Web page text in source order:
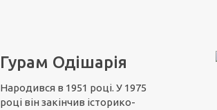
Гурам Одішарія
Народився в 1951 році. У 1975
році він закінчив історико-